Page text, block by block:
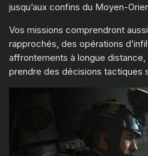
jusqu’aux confins du Moyen-
Vos missions comprendront
rapprochés, des opérations
affrontements à longue
prendre des décisions tactiques